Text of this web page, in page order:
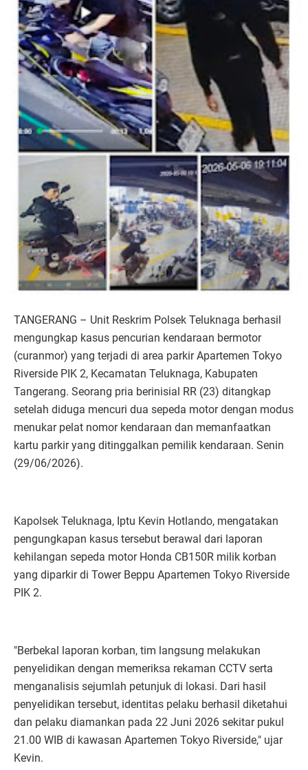
TANGERANG – Unit Reskrim Polsek Teluknaga berhasil
mengungkap kasus pencurian kendaraan bermotor
(curanmor) yang terjadi di area parkir Apartemen Tokyo
Riverside PIK 2, Kecamatan Teluknaga, Kabupaten
Tangerang. Seorang pria berinisial RR (23) ditangkap
setelah diduga mencuri dua sepeda motor dengan modus
menukar pelat nomor kendaraan dan memanfaatkan
kartu parkir yang ditinggalkan pemilik kendaraan. Senin
(29/06/2026).
Kapolsek Teluknaga, Iptu Kevin Hotlando, mengatakan
pengungkapan kasus tersebut berawal dari laporan
kehilangan sepeda motor Honda CB150R milik korban
yang diparkir di Tower Beppu Apartemen Tokyo Riverside
PIK 2.
"Berbekal laporan korban, tim langsung melakukan
penyelidikan dengan memeriksa rekaman CCTV serta
menganalisis sejumlah petunjuk di lokasi. Dari hasil
penyelidikan tersebut, identitas pelaku berhasil diketahui
dan pelaku diamankan pada 22 Juni 2026 sekitar pukul
21.00 WIB di kawasan Apartemen Tokyo Riverside," ujar
Kevin.